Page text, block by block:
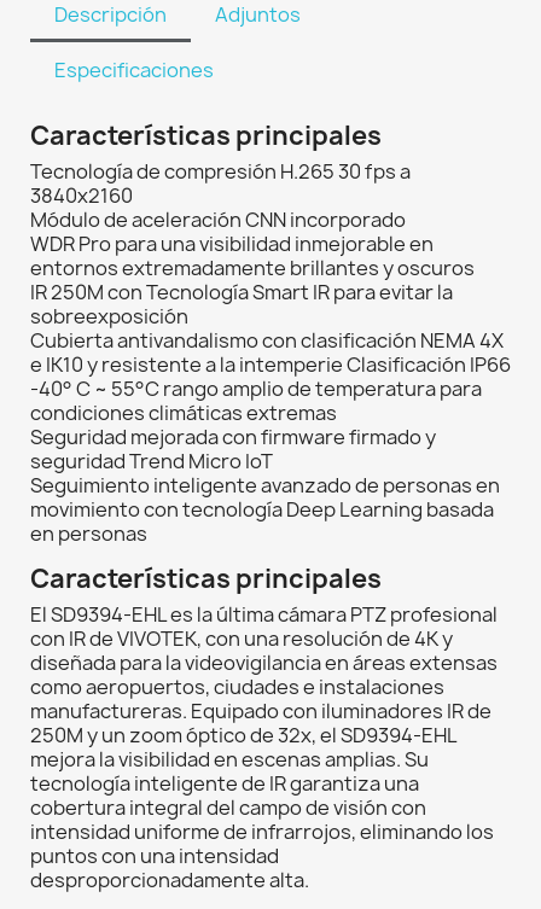
Descripción Adjuntos
Especificaciones
Características principales
Tecnología de compresión H.265 30 fps a
3840x2160
Módulo de aceleración CNN incorporado
WDR Pro para una visibilidad inmejorable en
entornos extremadamente brillantes y oscuros
IR 250M con Tecnología Smart IR para evitar la
sobreexposición
Cubierta antivandalismo con clasificación NEMA 4X
e IK10 y resistente a la intemperie Clasificación IP66
-40° C ~ 55°C rango amplio de temperatura para
condiciones climáticas extremas
Seguridad mejorada con firmware firmado y
seguridad Trend Micro IoT
Seguimiento inteligente avanzado de personas en
movimiento con tecnología Deep Learning basada
en personas
Características principales
El SD9394-EHL es la última cámara PTZ profesional
con IR de VIVOTEK, con una resolución de 4K y
diseñada para la videovigilancia en áreas extensas
como aeropuertos, ciudades e instalaciones
manufactureras. Equipado con iluminadores IR de
250M y un zoom óptico de 32x, el SD9394-EHL
mejora la visibilidad en escenas amplias. Su
tecnología inteligente de IR garantiza una
cobertura integral del campo de visión con
intensidad uniforme de infrarrojos, eliminando los
puntos con una intensidad
desproporcionadamente alta.